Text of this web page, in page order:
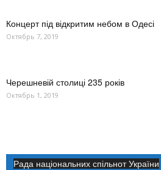
Концерт під відкритим небом в Одесі
Октябрь 7, 2019
Черешневій столиці 235 років
Октябрь 1, 2019
Рада національних спільнот України